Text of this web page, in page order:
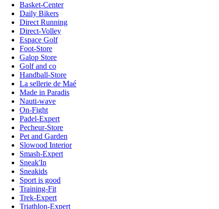
Basket-Center
Daily Bikers
Direct Running
Direct-Volley
Espace Golf
Foot-Store
Galop Store
Golf and co
Handball-Store
La sellerie de Maé
Made in Paradis
Nauti-wave
On-Fight
Padel-Expert
Pecheur-Store
Pet and Garden
Slowood Interior
Smash-Expert
Sneak'In
Sneakids
Sport is good
Training-Fit
Trek-Expert
Triathlon-Expert